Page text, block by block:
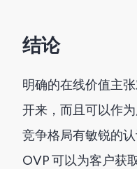
结论
明确的在线价值主
开来，而且可以作
竞争格局有敏锐的
OVP 可以为客户获